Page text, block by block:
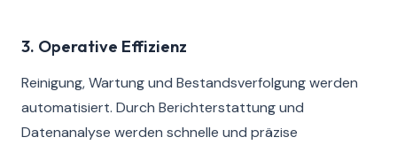
3. Operative Effizienz
Reinigung, Wartung und Bestandsverfolgung werden
automatisiert. Durch Berichterstattung und
Datenanalyse werden schnelle und präzise